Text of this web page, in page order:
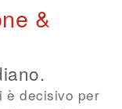
&
è decisivo per